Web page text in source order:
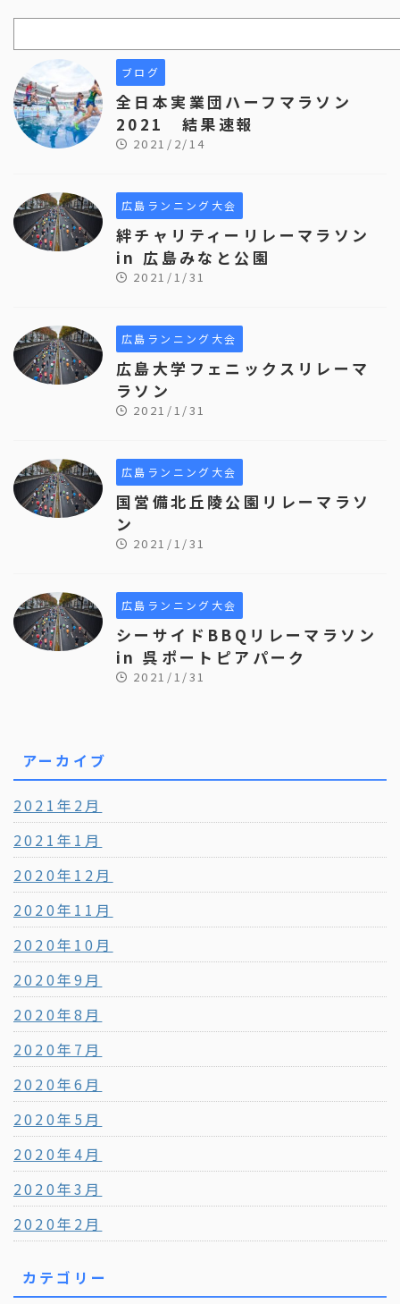
ブログ
全日本実業団ハーフマラソン
2021 結果速報
2021/2/14
広島ランニング大会
絆チャリティーリレーマラソン
in 広島みなと公園
2021/1/31
広島ランニング大会
広島大学フェニックスリレーマ
ラソン
2021/1/31
広島ランニング大会
国営備北丘陵公園リレーマラソ
ン
2021/1/31
広島ランニング大会
シーサイドBBQリレーマラソン
in 呉ポートピアパーク
2021/1/31
アーカイブ
2021年2月
2021年1月
2020年12月
2020年11月
2020年10月
2020年9月
2020年8月
2020年7月
2020年6月
2020年5月
2020年4月
2020年3月
2020年2月
カテゴリー